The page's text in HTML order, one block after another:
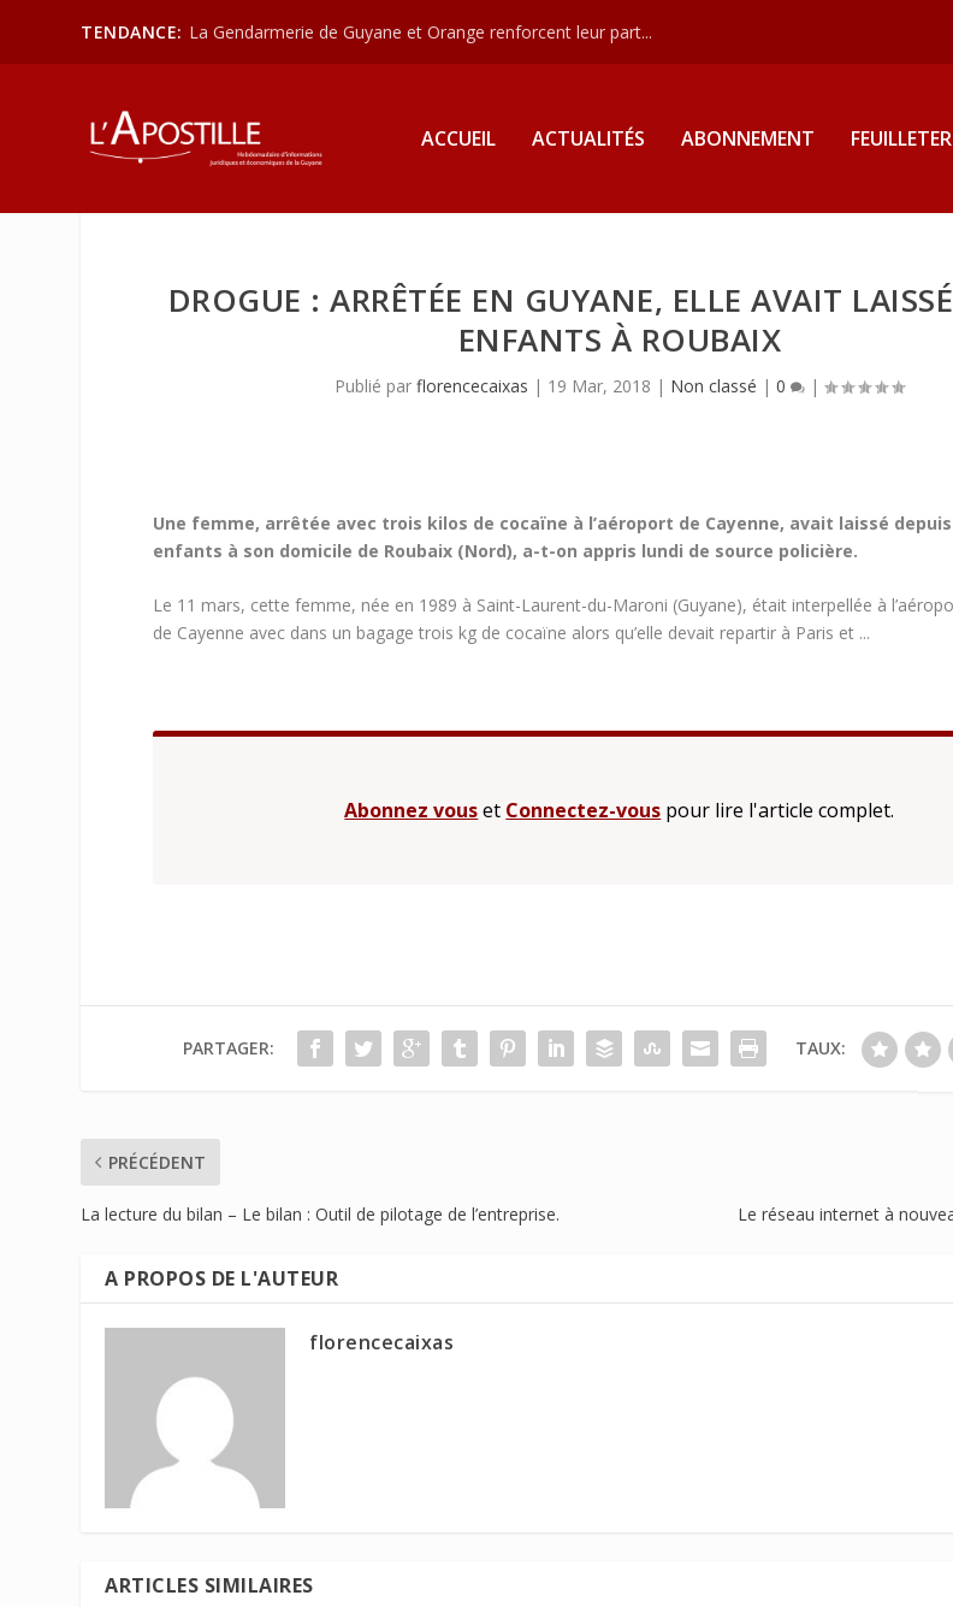
TENDANCE: La Gendarmerie de Guyane et Orange renforcent leur part...
ACCUEIL ACTUALITÉS ABONNEMENT
DROGUE : ARRÊTÉE EN GUYANE, ELLE AVAIT
ENFANTS À ROUBAIX
Publié parflorencecaixas | 19 Mar, 2018 | Non classé |0 |
Une femme, arrêtée avec trois kilos de cocaïne à l’aéroport de Cayenne, avait laissé
enfants à son domicile de Roubaix (Nord), a-t-on appris lundi de source policière.
Le 11 mars, cette femme, née en 1989 à Saint-Laurent-du-Maroni (Guyane), était interpellée à
de Cayenne avec dans un bagage trois kg de cocaïne alors qu’elle devait repartir à Paris et ...
Abonnez vouset Connectez-vous pour lire l'article complet.
PARTAGER: TAUX:
PRÉCÉDENT
La lecture du bilan – Le bilan : Outil de pilotage de l’entreprise. Le réseau internet à
A PROPOS DE L'AUTEUR
florencecaixas
ARTICLES SIMILAIRES